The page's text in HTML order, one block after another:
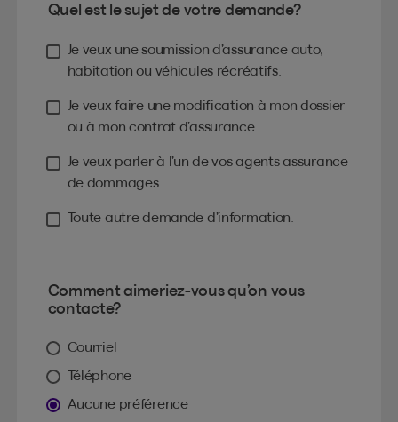
Quel est le sujet de votre demande?
Je veux une soumission d’assurance auto,
habitation ou véhicules récréatifs.
Je veux faire une modification à mon dossier
ou à mon contrat d’assurance.
Je veux parler à l’un de vos agents assurance
de dommages.
Toute autre demande d’information.
Comment aimeriez-vous qu’on vous
contacte?
Courriel
Téléphone
Aucune préférence